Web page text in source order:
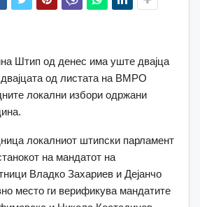
Штип од денес има уште двајца
од листата на ВМРО
локални избори одржани
локалниот штипски парламент
на мандатот на
Владко Захариев и Дејанчо
место ги верификува мандатите